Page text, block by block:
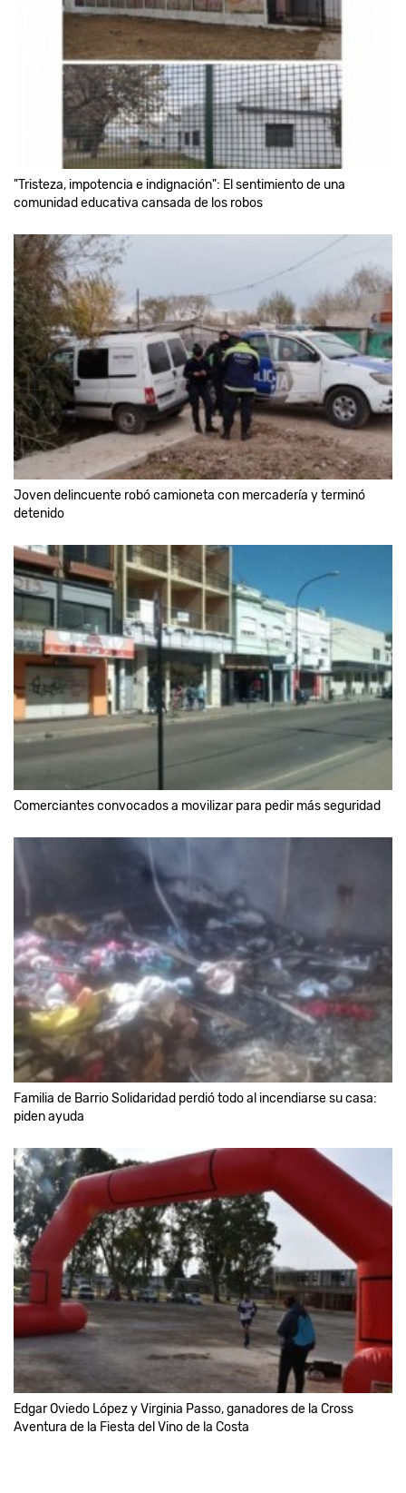
"Tristeza, impotencia e indignación": El sentimiento de una
comunidad educativa cansada de los robos
Joven delincuente robó camioneta con mercadería y terminó
detenido
Comerciantes convocados a movilizar para pedir más seguridad
Familia de Barrio Solidaridad perdió todo al incendiarse su casa:
piden ayuda
Edgar Oviedo López y Virginia Passo, ganadores de la Cross
Aventura de la Fiesta del Vino de la Costa